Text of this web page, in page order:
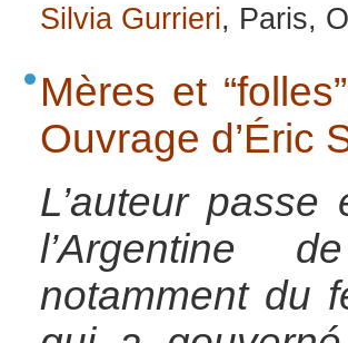
Silvia Gurrieri, Paris,
Mères et
Ouvrage d’Éric
L’auteur passe
l’Argentine
notamment du